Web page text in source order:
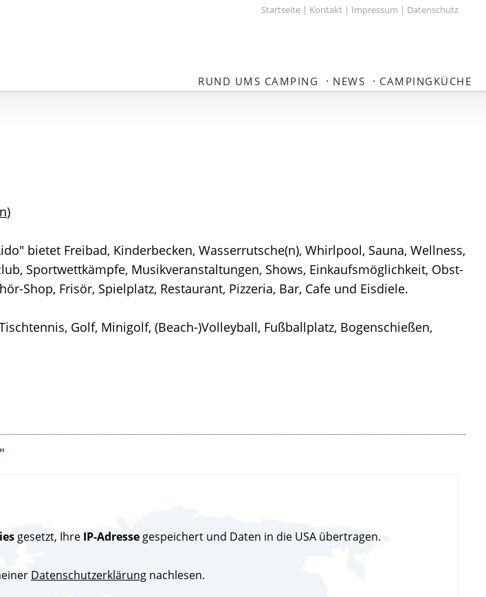
Startseite | Kontakt | Impressum | Datenschutz
CAMPINGKÜCHE
NEWS ·
RUND UMS CAMPING ·
)
bietet Freibad, Kinderbecken, Wasserrutsche(n), Whirlpool, Sauna, Wellness,
Sportwettkämpfe, Musikveranstaltungen, Shows, Einkaufsmöglichkeit, Obst-
Shop, Frisör, Spielplatz, Restaurant, Pizzeria, Bar, Cafe und Eisdiele.
Golf, Minigolf, (Beach-)Volleyball, Fußballplatz, Bogenschießen,
gesetzt, Ihre IP-Adresse gespeichert und Daten in die USA übertragen.
Datenschutzerklärungnachlesen.